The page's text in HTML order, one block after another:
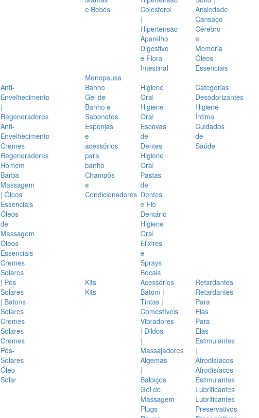
e Bebés
Colesterol
|
Hipertensão
Aparelho
Digestivo
e Flora
Intestinal
Ansiedade
Cansaço
Cérebro
e
Memória
Óleos
Essenciais
Menopausa
Anti-
Envelhecimento
|
Regeneradores
Anti-
Envelhecimento
Cremes
Regeneradores
Homem
Barba
Massagem
| Óleos
Essenciais
Óleos
de
Massagem
Óleos
Essenciais
Cremes
Solares
| Pós
Solares
| Batons
Solares
Cremes
Solares
Cremes
Pós-
Solares
Óleo
Solar
Banho
Gel de
Banho e
Sabonetes
Esponjas
e
acessórios
para
banho
Champôs
e
Condicionadores
Higiene
Oral
Higiene
Oral
Escovas
de
Dentes
Higiene
Oral
Pastas
de
Dentes
e Fio
Dentário
Higiene
Oral
Elixires
e
Sprays
Bocais
Categorias
Desodorizantes
Higiene
Íntima
Cuidados
de
Saúde
Kits
Kits
Acessórios
Batom |
Tintas |
Comestíveis
Vibradores
| Dildos
|
Massajadores
Algemas
|
Baloiços
Gel de
Massagem
Plugs
Retardantes
Retardantes
Para
Elas
Para
Elas
Estimulantes
|
Afrodisíacos
Afrodisíacos
Estimulantes
Lubrificantes
Lubrificantes
Preservativos